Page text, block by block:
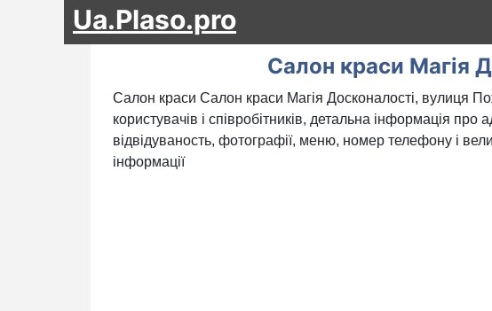
Ua.Plaso.pro
Салон краси Магія
Салон краси Салон краси Магія Досконалості, вулиця
користувачів і співробітників, детальна інформація
відвідуваность, фотографії, меню, номер телефону і
інформації